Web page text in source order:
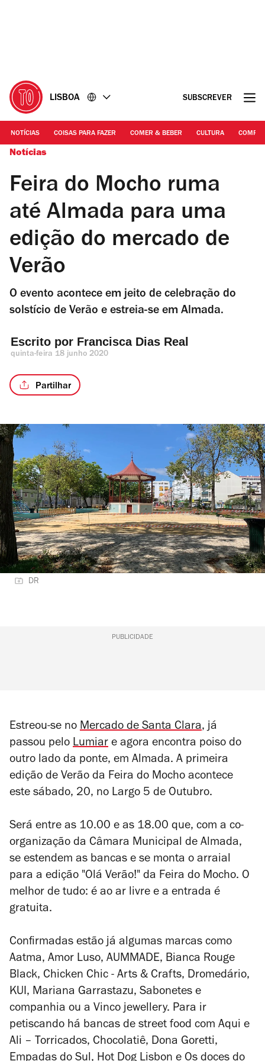
LISBOA SUBSCREVER
NOTÍCIAS COISAS PARA FAZER COMER & BEBER CULTURA
Notícias
Feira do Mocho ruma
até Almada para uma
edição do mercado de
Verão
O evento acontece em jeito de celebração do
solstício de Verão e estreia-se em Almada.
Escrito por Francisca Dias Real
quinta-feira 18 junho 2020
Partilhar
DR
PUBLICIDADE
Estreou-se no Mercado de Santa Clara, já
passou pelo Lumiar e agora encontra poiso do
outro lado da ponte, em Almada. A primeira
edição de Verão da Feira do Mocho acontece
este sábado, 20, no Largo 5 de Outubro.
Será entre as 10.00 e as 18.00 que, com a co-
organização da Câmara Municipal de Almada,
se estendem as bancas e se monta o arraial
para a edição "Olá Verão!" da Feira do Mocho. O
melhor de tudo: é ao ar livre e a entrada é
gratuita.
Confirmadas estão já algumas marcas como
Aatma, Amor Luso, AUMMADE, Bianca Rouge
Black, Chicken Chic - Arts & Crafts, Dromedário,
KUI, Mariana Garrastazu, Sabonetes e
companhia ou a Vinco jewellery. Para ir
petiscando há bancas de street food com Aqui e
Ali – Torricados, Chocolatiê, Dona Goretti,
Empadas do Sul, Hot Dog Lisbon e Os doces do